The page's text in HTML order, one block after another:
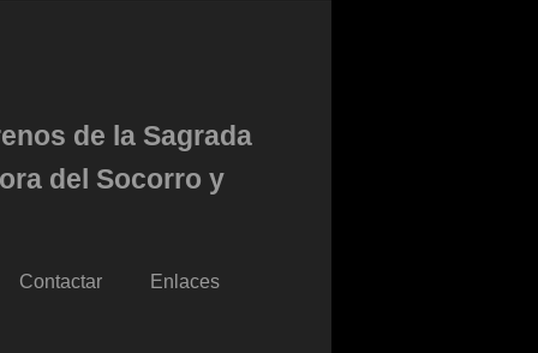
de la Sagrada
del Socorro y
Contactar Enlaces